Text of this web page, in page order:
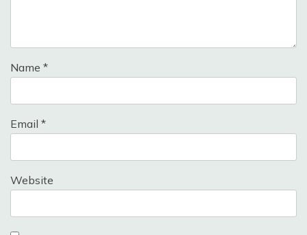
Name *
Email *
Website